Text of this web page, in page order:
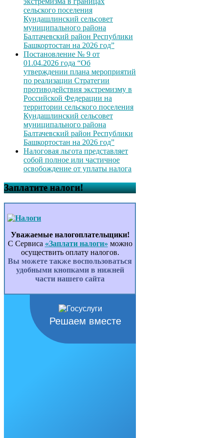
сельского поселения
Кундашлинский сельсовет
муниципального района
Балтачевский район Республики
Башкортостан на 2026 год”
Постановление № 9 от
01.04.2026 года “Об
утверждении плана мероприятий
по реализации Стратегии
противодействия экстремизму в
Российской Федерации на
территории сельского поселения
Кундашлинский сельсовет
муниципального района
Балтачевский район Республики
Башкортостан на 2026 год”
Налоговая льгота представляет
собой полное или частичное
освобождение от уплаты налога
Заплатите налоги!
Уважаемые налогоплательщики!
С Сервиса «Заплати налоги» можно
осуществить оплату налогов.
Вы можете также воспользоваться
удобными кнопками в нижней
части нашего сайта
Решаем вместе